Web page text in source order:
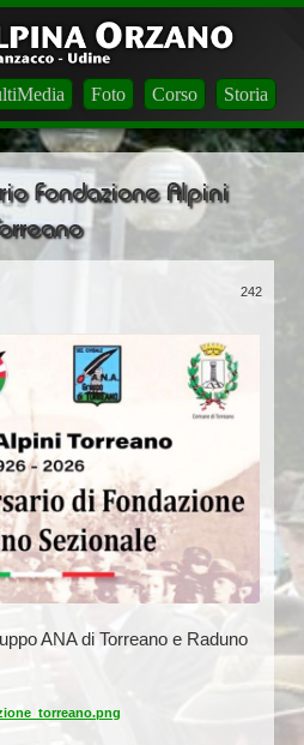
Foto Corso Storia
Fondazione Alpini
242
ANA di Torreano e Raduno